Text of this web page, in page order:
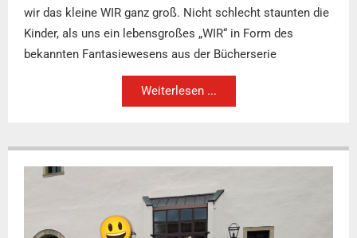
wir das kleine WIR ganz groß. Nicht schlecht staunten die
Kinder, als uns ein lebensgroßes „WIR“ in Form des
bekannten Fantasiewesens aus der Bücherserie
Weiterlesen ...